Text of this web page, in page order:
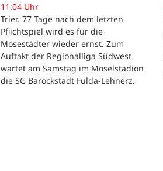
11:04 Uhr
Trier. 77 Tage nach dem letzten
Pflichtspiel wird es für die
Mosestädter wieder ernst. Zum
Auftakt der Regionalliga Südwest
wartet am Samstag im Moselstadion
die SG Barockstadt Fulda-Lehnerz.